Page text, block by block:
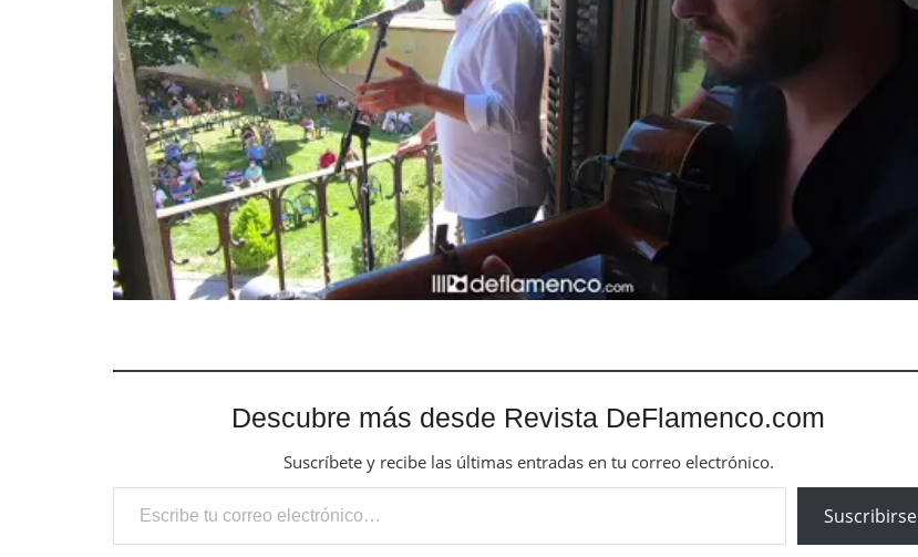
Descubre más desde Revista DeFlamenco.com
Suscríbete y recibe las últimas entradas en tu correo electrónico.
Escribe tu correo electrónico…
Suscribirse